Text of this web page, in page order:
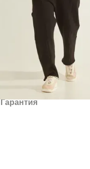
Гарантия